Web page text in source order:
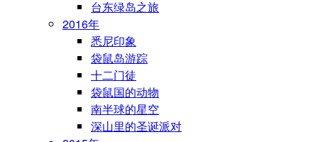
台东绿岛之旅
2016年
悉尼印象
袋鼠岛游踪
十二门徒
袋鼠国的动物
南半球的星空
深山里的圣诞派对